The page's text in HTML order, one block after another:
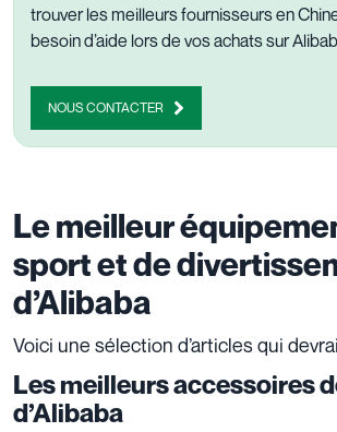
trouver les meilleurs fournisseurs en
besoin d’aide lors de vos achats sur
NOUS CONTACTER
Le meilleur
sport et de
d’Alibaba
Voici une sélection d’articles qui
Les meilleurs accessoires
d’Alibaba